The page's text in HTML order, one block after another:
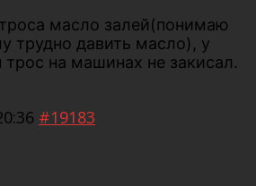
масло залей(понимаю
трудно давить масло), у
трос на машинах не закисал.
#19183